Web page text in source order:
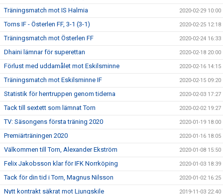
Träningsmatch mot IS Halmia 2020-02-29 10:00
Torns IF - Österlen FF, 3-1 (3-1) 2020-02-25 12:18
Träningsmatch mot Österlen FF 2020-02-24 16:33
Dhaini lämnar för superettan 2020-02-18 20:00
Förlust med uddamålet mot Eskilsminne 2020-02-16 14:15
Träningsmatch mot Eskilsminne IF 2020-02-15 09:20
Statistik för herrtruppen genom tiderna 2020-02-03 17:27
Tack till sextett som lämnat Torn 2020-02-02 19:27
TV: Säsongens första träning 2020 2020-01-19 18:00
Premiärträningen 2020 2020-01-16 18:05
Välkommen till Torn, Alexander Ekström 2020-01-08 15:50
Felix Jakobsson klar för IFK Norrköping 2020-01-03 18:39
Tack för din tid i Torn, Magnus Nilsson 2020-01-02 16:25
Nytt kontrakt säkrat mot Ljungskile 2019-11-03 22:40